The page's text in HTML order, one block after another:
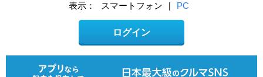
表示： スマートフォン | PC
ログイン